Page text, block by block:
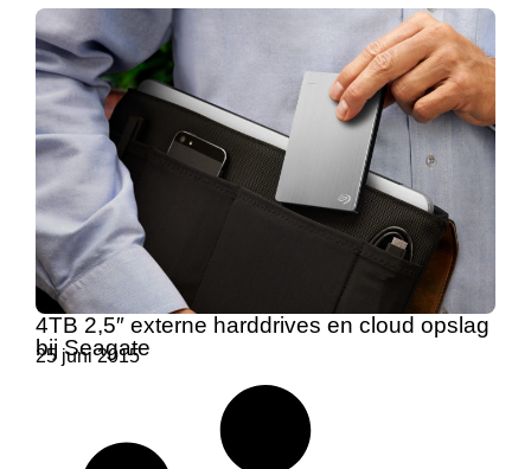
4TB 2,5″ externe harddrives en cloud opslag
bij Seagate
25 juni 2015